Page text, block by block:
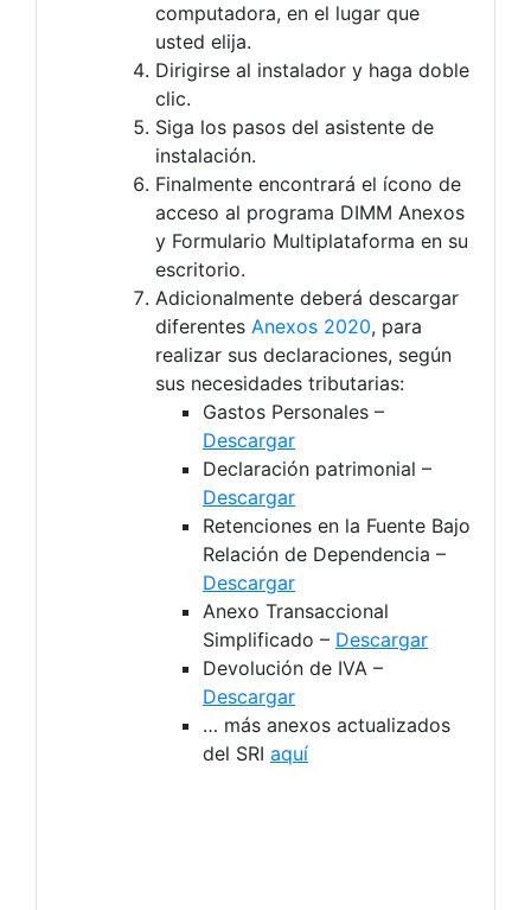
computadora, en el lugar que
usted elija.
Dirigirse al instalador y haga doble
clic.
Siga los pasos del asistente de
instalación.
Finalmente encontrará el ícono de
acceso al programa DIMM Anexos
y Formulario Multiplataforma en su
escritorio.
Adicionalmente deberá descargar
diferentes Anexos 2020, para
realizar sus declaraciones, según
sus necesidades tributarias:
Gastos Personales –
Descargar
Declaración patrimonial –
Descargar
Retenciones en la Fuente Bajo
Relación de Dependencia –
Descargar
Anexo Transaccional
Simplificado – Descargar
Devolución de IVA –
Descargar
… más anexos actualizados
del SRI aquí